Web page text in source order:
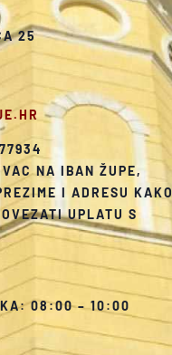
25
NA IBAN ŽUPE,
I ADRESU KAKO
UPLATU S
08:00 – 10:00